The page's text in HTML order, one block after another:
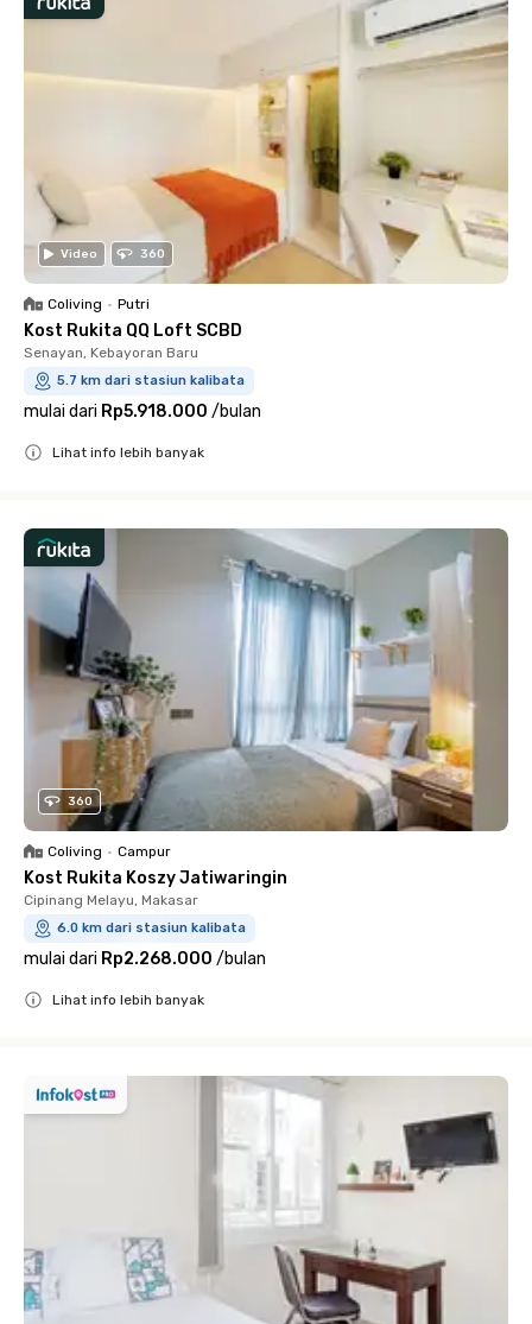
Video 360
Coliving • Putri
Kost Rukita QQ Loft SCBD
Senayan, Kebayoran Baru
5.7 km dari stasiun kalibata
mulai dari Rp5.918.000 /bulan
Lihat info lebih banyak
360
Coliving • Campur
Kost Rukita Koszy Jatiwaringin
Cipinang Melayu, Makasar
6.0 km dari stasiun kalibata
mulai dari Rp2.268.000 /bulan
Lihat info lebih banyak